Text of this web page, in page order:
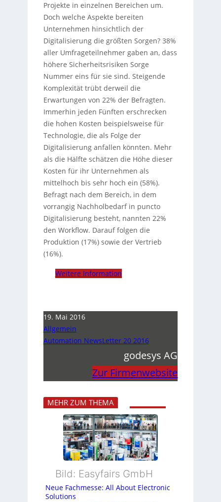
Projekte in einzelnen Bereichen um.
Doch welche Aspekte bereiten
Unternehmen hinsichtlich der
Digitalisierung die größten Sorgen? 38%
aller Umfrageteilnehmer gaben an, dass
höhere Sicherheitsrisiken Sorge
Nummer eins für sie sind. Steigende
Komplexität trübt derweil die
Erwartungen von 22% der Befragten.
Immerhin jeden Fünften erschrecken
die hohen Kosten beispielsweise für
Technologie, die als Folge der
Digitalisierung anfallen könnten. Mehr
als die Hälfte schätzen die Höhe dieser
Kosten für ihr Unternehmen als
mittelhoch bis sehr hoch ein (58%).
Befragt nach dem Bereich, in dem
vorrangig Nachholbedarf in puncto
Digitalisierung besteht, nannten 22%
den Workflow. Darauf folgen die
Produktion (17%) sowie der Vertrieb
(16%).
Weitere Information
19. Mai 2016
Allgemein
Automation NewsLetter 20 2016
godesys AG
Zur Firmenwebsite
MEHR ZUM THEMA
Bild: Easyfairs GmbH
Neue Fachmesse: All About Electronic
Solutions